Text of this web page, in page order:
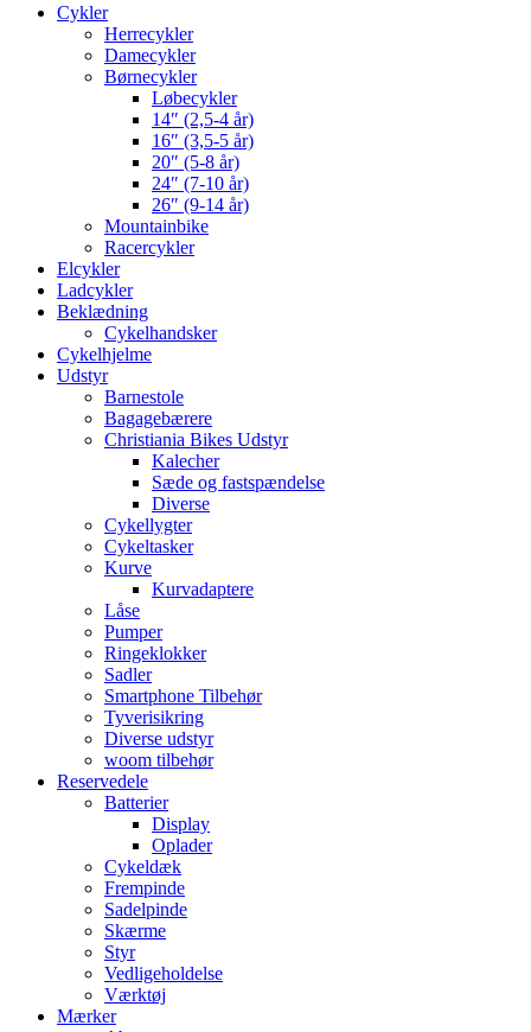
Cykler
Herrecykler
Damecykler
Børnecykler
Løbecykler
14″ (2,5-4 år)
16″ (3,5-5 år)
20″ (5-8 år)
24″ (7-10 år)
26″ (9-14 år)
Mountainbike
Racercykler
Elcykler
Ladcykler
Beklædning
Cykelhandsker
Cykelhjelme
Udstyr
Barnestole
Bagagebærere
Christiania Bikes Udstyr
Kalecher
Sæde og fastspændelse
Diverse
Cykellygter
Cykeltasker
Kurve
Kurvadaptere
Låse
Pumper
Ringeklokker
Sadler
Smartphone Tilbehør
Tyverisikring
Diverse udstyr
woom tilbehør
Reservedele
Batterier
Display
Oplader
Cykeldæk
Frempinde
Sadelpinde
Skærme
Styr
Vedligeholdelse
Værktøj
Mærker